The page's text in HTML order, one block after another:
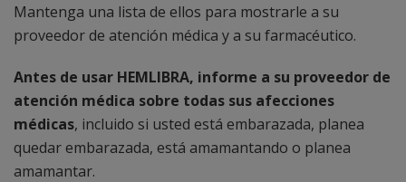
Mantenga una lista de ellos para mostrarle a su
proveedor de atención médica y a su farmacéutico.
Antes de usar HEMLIBRA, informe a su proveedor de
atención médica sobre todas sus afecciones
médicas, incluido si usted está embarazada, planea
quedar embarazada, está amamantando o planea
amamantar.